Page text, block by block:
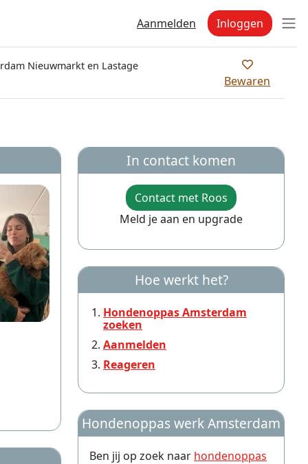
Aanmelden Inloggen
Nieuwmarkt en Lastage
Bewaren
In contact komen
Contact met Roos
Meld je aan en upgrade
Hoe werkt het?
Hondenoppas Amsterdam
zoeken
Aanmelden
Reageren
Hondenoppas werk Amsterdam
Ben jij op zoek naar hondenoppas